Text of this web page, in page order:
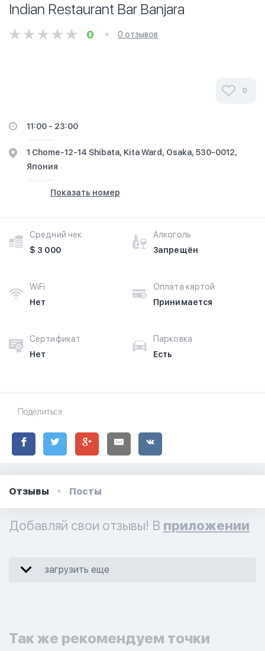
Indian Restaurant Bar Banjara
0 0 отзывов
0
11:00 - 23:00
1 Chome-12-14 Shibata, Kita Ward, Osaka, 530-0012,
Япония
Показать номер
Средний чек
$ 3 000
Алкоголь
Запрещён
WiFi
Нет
Оплата картой
Принимается
Сертификат
Нет
Парковка
Есть
Поделиться:
Отзывы Посты
Добавляй свои отзывы! В приложении
загрузить еще
Так же рекомендуем точки